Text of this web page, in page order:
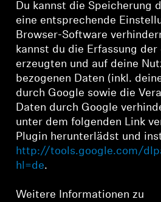
Du kannst die Speicherung
eine entsprechende
Browser-Software
kannst du die Erfassung der
erzeugten und auf deine
bezogenen Daten (inkl.
durch Google sowie die
Daten durch Google
unter dem folgenden Link
Plugin herunterlädst und
http://tools.google.com/
hl=de.
Weitere Informationen zu
Anmeldung erforderlich
Melden Sie sich bei Ihrem
Produkte zu Ihrer
Ihre zuvor gespeicherten